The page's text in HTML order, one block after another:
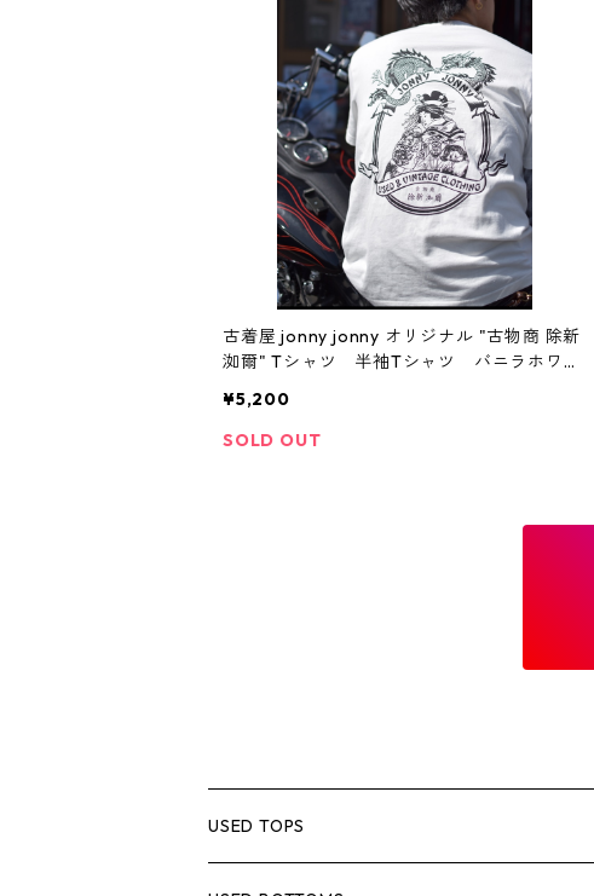
古着屋 jonny jonny オリジナル "古物商 除新
洳爾" Tシャツ 半袖Tシャツ バニラホワイ
ン 浮世絵 タトゥー 刺青 地獄太夫 歌
川 セーラー・ジェリー オールドスクール
¥5,200
SOLD OUT
USED TOPS